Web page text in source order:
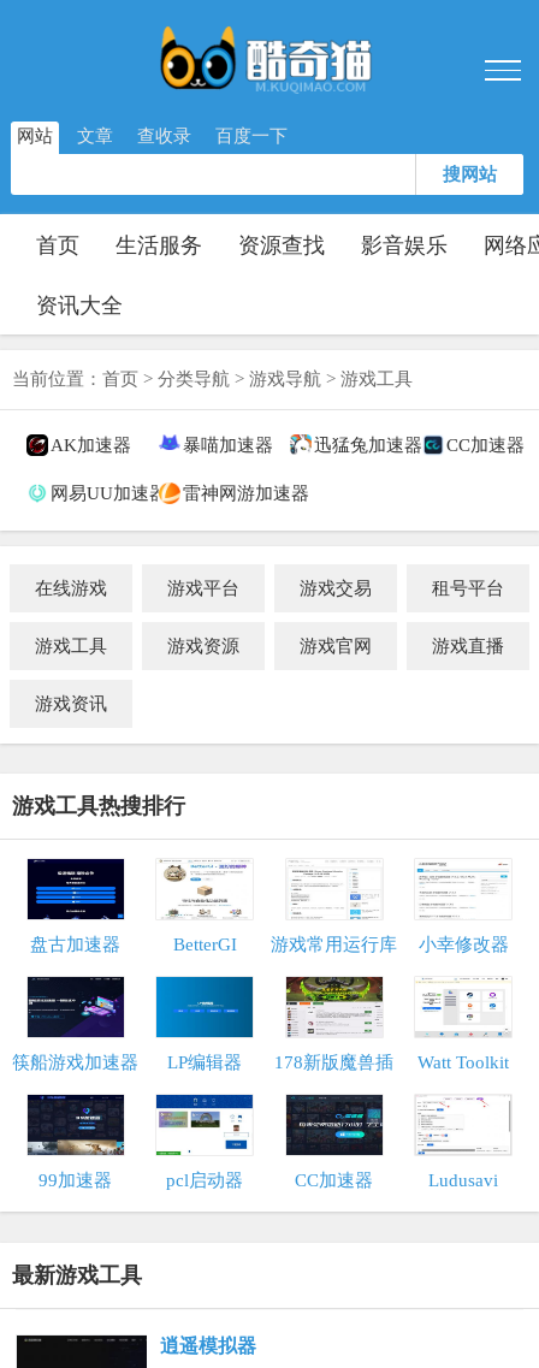
网站 文章 查收录 百度一下
搜网站
首页 生活服务 资源查找 影音娱乐 网络
资讯大全
当前位置： 首页 > 分类导航 > 游戏导航 > 游戏工具
AK加速器 暴喵加速器 迅猛兔加速器 CC加速器
网易UU加速器 雷神网游加速器
在线游戏 游戏平台 游戏交易 租号平台
游戏工具 游戏资源 游戏官网 游戏直播
游戏资讯
游戏工具热搜排行
盘古加速器 BetterGI 游戏常用运行库 小幸修改器
筷船游戏加速器 LP编辑器 178新版魔兽插
件站
Watt Toolkit
99加速器 pcl启动器 CC加速器 Ludusavi
最新游戏工具
逍遥模拟器